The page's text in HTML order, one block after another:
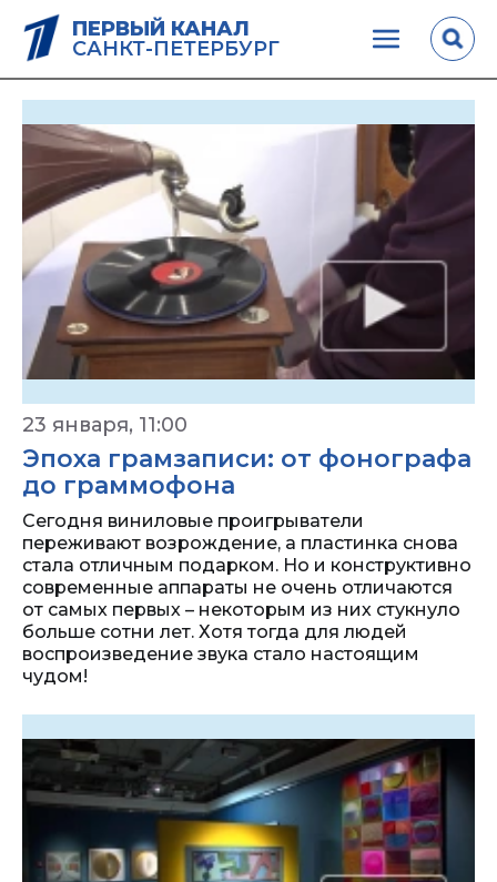
ПЕРВЫЙ КАНАЛ
САНКТ-ПЕТЕРБУРГ
23 января, 11:00
Эпоха грамзаписи: от фонографа
до граммофона
Сегодня виниловые проигрыватели
переживают возрождение, а пластинка снова
стала отличным подарком. Но и конструктивно
современные аппараты не очень отличаются
от самых первых – некоторым из них стукнуло
больше сотни лет. Хотя тогда для людей
воспроизведение звука стало настоящим
чудом!